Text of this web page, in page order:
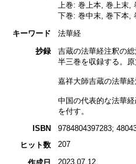
上巻: 巻上本, 巻上末,
下巻: 巻中末, 巻下本,
キーワード
法華経
抄録
吉蔵の法華経注釈の
半三巻を収録する。
嘉祥大師吉蔵の法華
中国の代表的な法華
を付す。
ISBN
9784804397283;
ヒット数
207
2023.07.12